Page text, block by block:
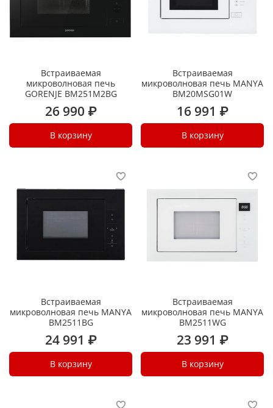
Встраиваемая
микроволновая печь
GORENJE BM251M2BG
26 990 ₽
В корзину
Встраиваемая
микроволновая печь MANYA
BM20MSG01W
16 991 ₽
В корзину
Встраиваемая
микроволновая печь MANYA
BM2511BG
24 991 ₽
В корзину
Встраиваемая
микроволновая печь MANYA
BM2511WG
23 991 ₽
В корзину